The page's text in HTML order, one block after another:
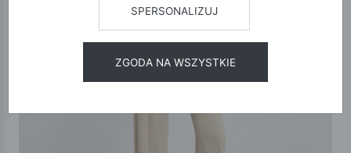
SPERSONALIZUJ
ZGODA NA WSZYSTKIE